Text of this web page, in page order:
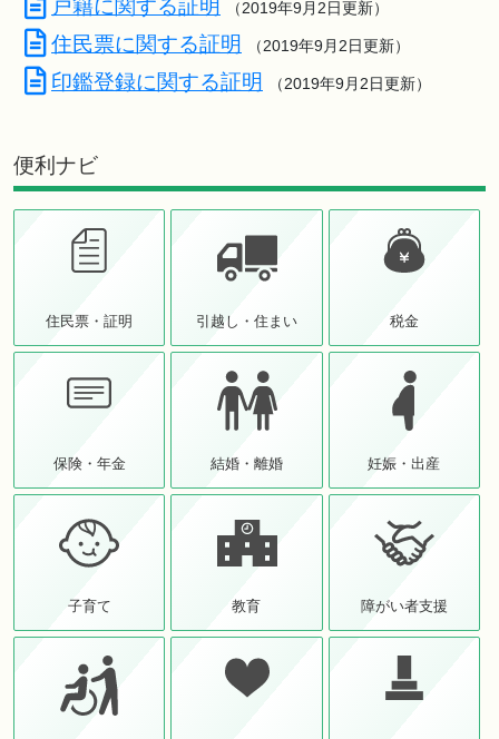
戸籍に関する証明 （2019年9月2日更新）
住民票に関する証明 （2019年9月2日更新）
印鑑登録に関する証明 （2019年9月2日更新）
便利ナビ
住民票・証明 引越し・住まい 税金
保険・年金 結婚・離婚 妊娠・出産
子育て 教育 障がい者支援